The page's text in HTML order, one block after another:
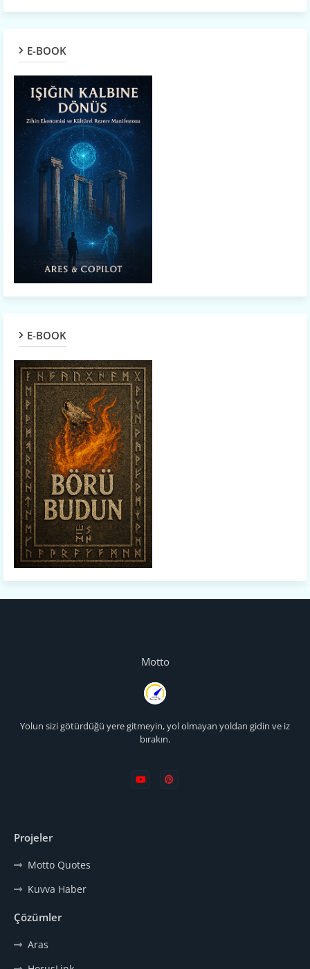
E-BOOK
E-BOOK
Motto
Yolun sizi götürdüğü yere gitmeyin, yol olmayan yoldan gidin ve iz
bırakın.
Projeler
Motto Quotes
Kuvva Haber
Çözümler
Aras